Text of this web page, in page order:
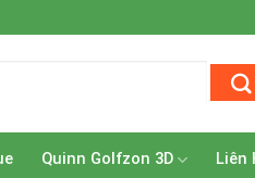
Quinn Golfzon 3D Liên